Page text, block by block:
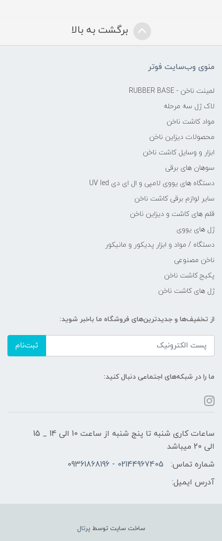
برگشت به بالا
منوی وب‌سایت فوتر
لمینت ناخن - RUBBER BASE
لاک ژل سه مرحله
مواد کاشت ناخن
محصولات دیزاین ناخن
ابزار و وسایل کاشت ناخن
سوهان های برقی
دستگاه های یووی لامپی و ال ای دی UV led
سایر لوازم برقی کاشت ناخن
قلم های کاشت و دیزاین ناخن
ژل های یووی
دستگاه / مواد و ابزار پدیکور و مانیکور
ناخن مصنوعی
پکیج کاشت ناخن
ژل های کاشت ناخن
از تخفیف‌ها و جدیدترین‌های فروشگاه ما باخبر شوید:
ثبت‌نام
ما را در شبکه‌های اجتماعی دنبال کنید:
ساعات کاری شنبه تا پنج شنبه از ساعت 10 الی 14 _ 15
الی 20 میباشد
شماره تماس:
02144967405 - 09361868196
آدرس ایمیل:
ساخت سایت توسطپرتال